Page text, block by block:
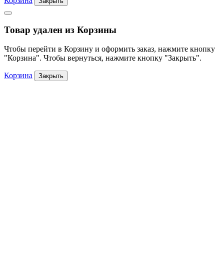
Товар удален из Корзины
Чтобы перейти в Корзину и оформить заказ, нажмите кнопку
"Корзина". Чтобы вернуться, нажмите кнопку "Закрыть".
Корзина Закрыть